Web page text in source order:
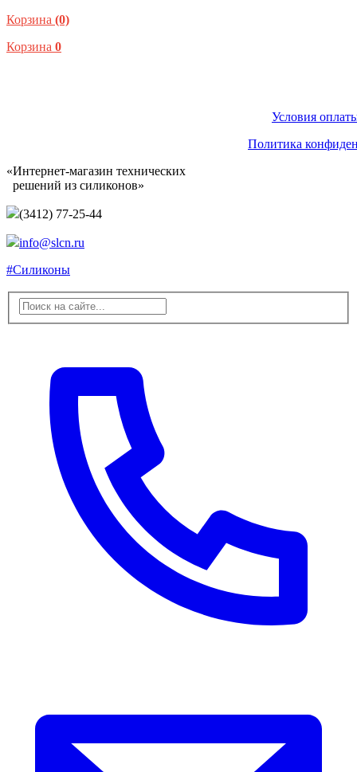
Корзина (0)
Корзина 0
Условия
Политика
«Интернет-магазин технических
решений из силиконов»
(3412) 77-25-44
info@slcn.ru
#Силиконы